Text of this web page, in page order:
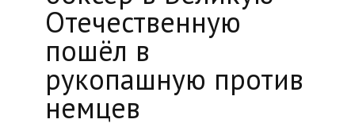
Отечественную
пошёл в
рукопашную против
немцев